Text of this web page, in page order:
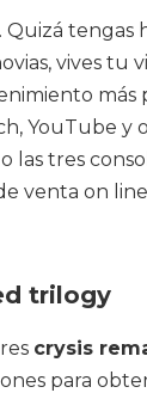
tengas
vives
YouTube
las tres
venta on
trilogy
crysis
para